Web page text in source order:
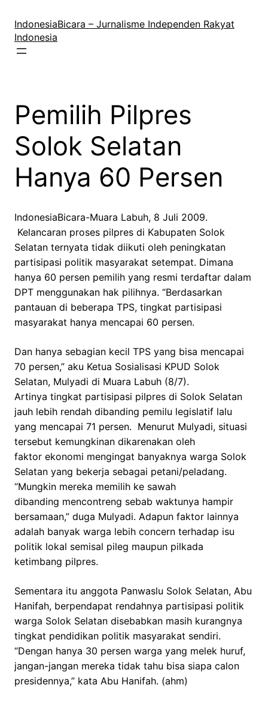
konten
IndonesiaBicara – Jurnalisme Independen Rakyat
Indonesia
Pemilih Pilpres
Solok Selatan
Hanya 60 Persen
IndonesiaBicara-Muara Labuh, 8 Juli 2009.
Kelancaran proses pilpres di Kabupaten Solok
Selatan ternyata tidak diikuti oleh peningkatan
partisipasi politik masyarakat setempat. Dimana
hanya 60 persen pemilih yang resmi terdaftar dalam
DPT menggunakan hak pilihnya. “Berdasarkan
pantauan di beberapa TPS, tingkat partisipasi
masyarakat hanya mencapai 60 persen.
Dan hanya sebagian kecil TPS yang bisa mencapai
70 persen,” aku Ketua Sosialisasi KPUD Solok
Selatan, Mulyadi di Muara Labuh (8/7).
Artinya tingkat partisipasi pilpres di Solok Selatan
jauh lebih rendah dibanding pemilu legislatif lalu
yang mencapai 71 persen. Menurut Mulyadi, situasi
tersebut kemungkinan dikarenakan oleh
faktor ekonomi mengingat banyaknya warga Solok
Selatan yang bekerja sebagai petani/peladang.
“Mungkin mereka memilih ke sawah
dibanding mencontreng sebab waktunya hampir
bersamaan,” duga Mulyadi. Adapun faktor lainnya
adalah banyak warga lebih concern terhadap isu
politik lokal semisal pileg maupun pilkada
ketimbang pilpres.
Sementara itu anggota Panwaslu Solok Selatan, Abu
Hanifah, berpendapat rendahnya partisipasi politik
warga Solok Selatan disebabkan masih kurangnya
tingkat pendidikan politik masyarakat sendiri.
“Dengan hanya 30 persen warga yang melek huruf,
jangan-jangan mereka tidak tahu bisa siapa calon
presidennya,” kata Abu Hanifah. (ahm)